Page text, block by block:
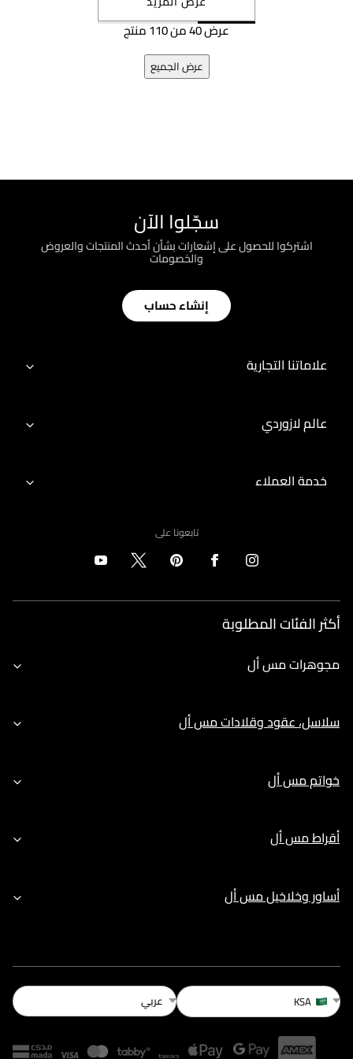
عرض 40 من 110 منتج
عرض الجميع
سجّلوا الآن
اشتركوا للحصول على إشعارات بشأن أحدث المنتجات والعروض
والخصومات
إنشاء حساب
علاماتنا التجارية
عالم لازوردي
خدمة العملاء
تابعونا على
أكثر الفئات المطلوبة
مجوهرات مس أل
سلاسل، عقود وقلادات مس أل
خواتم مس أل
أقراط مس أل
أساور وخلاخيل مس أل
KSA عربي